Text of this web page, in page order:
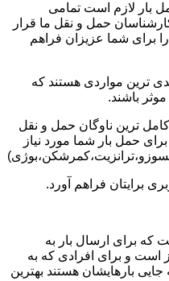
بار لازم است تمامی
حمل و نقل ما قرار
را برای شما عزیزان فراهم
ترین مواردی هستند که
موثر باشند.
ترین ناوگان حمل و نقل
حمل بار شما مورد نیاز
برایتان فراهم آورد.
که برای ارسال بار به
و برای افرادی که به
بارهایشان هستند بهترین